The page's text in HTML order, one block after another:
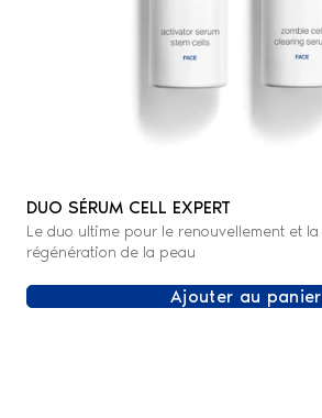
DUO SÉRUM CELL EXPERT
Le duo ultime pour le renouvellement et la
régénération de la peau
Ajouter au panier